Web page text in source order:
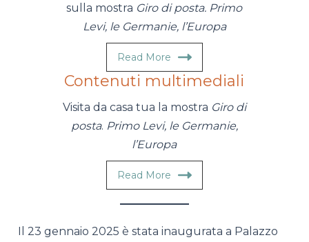
sulla mostra Giro di posta. Primo
Levi, le Germanie, l’Europa
Read More
Contenuti multimediali
Visita da casa tua la mostra Giro di
posta. Primo Levi, le Germanie,
l’Europa
Read More
Il 23 gennaio 2025 è stata inaugurata a Palazzo